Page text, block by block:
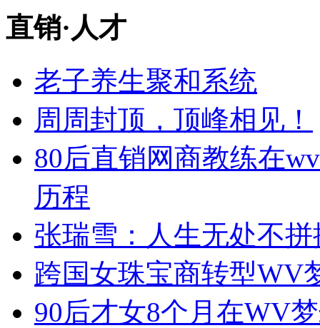
直销· 人才
老子养生聚和系统
周周封顶，顶峰相见！
80后直销网商教练在
历程
张瑞雪：人生无处不拼
跨国女珠宝商转型WV
90后才女8个月在WV